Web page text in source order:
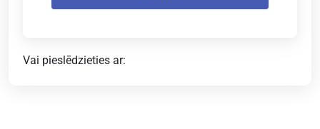
Vai pieslēdzieties ar: